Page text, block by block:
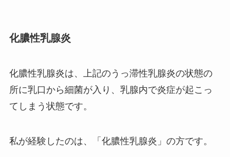
化膿性乳腺炎
化膿性乳腺炎は、上記のうっ滞性乳腺炎の状態の
所に乳口から細菌が入り、乳腺内で炎症が起こっ
てしまう状態です。
私が経験したのは、「化膿性乳腺炎」の方です。